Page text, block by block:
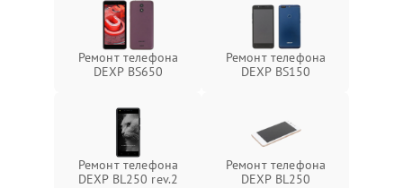
Ремонт телефона
DEXP BS650
Ремонт телефона
DEXP BS150
Ремонт телефона
DEXP BL250 rev.2
Ремонт телефона
DEXP BL250